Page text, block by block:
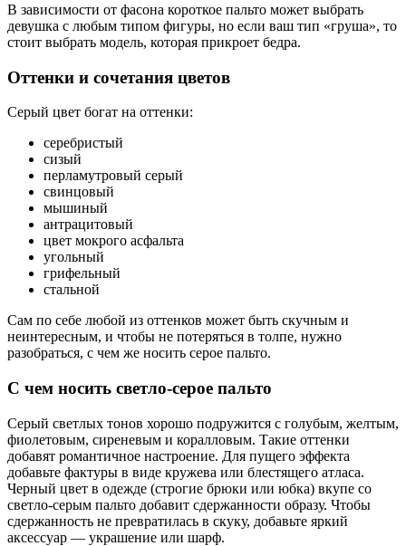
В зависимости от фасона короткое пальто может выбрать
девушка с любым типом фигуры, но если ваш тип «груша», то
стоит выбрать модель, которая прикроет бедра.
Оттенки и сочетания цветов
Серый цвет богат на оттенки:
серебристый
сизый
перламутровый серый
свинцовый
мышиный
антрацитовый
цвет мокрого асфальта
угольный
грифельный
стальной
Сам по себе любой из оттенков может быть скучным и
неинтересным, и чтобы не потеряться в толпе, нужно
разобраться, с чем же носить серое пальто.
С чем носить светло-серое пальто
Серый светлых тонов хорошо подружится с голубым, желтым,
фиолетовым, сиреневым и коралловым. Такие оттенки
добавят романтичное настроение. Для пущего эффекта
добавьте фактуры в виде кружева или блестящего атласа.
Черный цвет в одежде (строгие брюки или юбка) вкупе со
светло-серым пальто добавит сдержанности образу. Чтобы
сдержанность не превратилась в скуку, добавьте яркий
аксессуар — украшение или шарф.